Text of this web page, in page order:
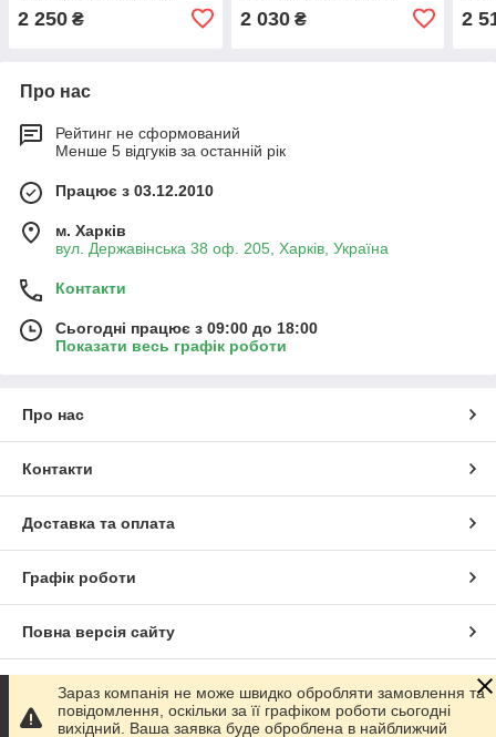
2 250 ₴ 2 030₴ 2
Про нас
Рейтинг не сформований
Менше 5 відгуків за останній рік
Працює з 03.12.2010
м. Харків
вул. Державінська 38 оф. 205, Харків, Україна
Контакти
Сьогодні працює з 09:00 до 18:00
Показати весь графік роботи
Про нас
Контакти
Доставка та оплата
Графік роботи
Повна версія сайту
Сайт створено на маркетплейсі Prom.ua
Зараз компанія не може швидко обробляти замовлення та
повідомлення, оскільки за її графіком роботи сьогодні
вихідний. Ваша заявка буде оброблена в найближчий